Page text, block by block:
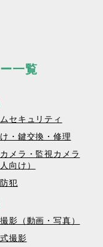
一覧
セキュリティ
・鍵交換・修理
メラ・監視カメラ
人向け）
犯
影（動画・写真）
撮影